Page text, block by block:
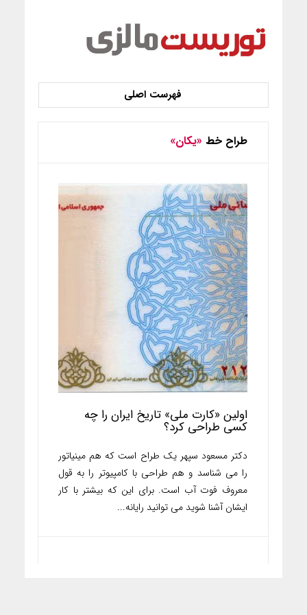
طراح خط «یکان»
اولین «کارت ملی» تاریخ ایران را چه
کسی طراحی کرد؟
دکتر مسعود سپهر یک طراح است که هم مینیاتور
را می شناسد و هم طراحی با کامپیوتر را به قول
معروف فوت آب است. برای این که بیشتر با کار
ایشان آشنا شوید می توانید رایانه...